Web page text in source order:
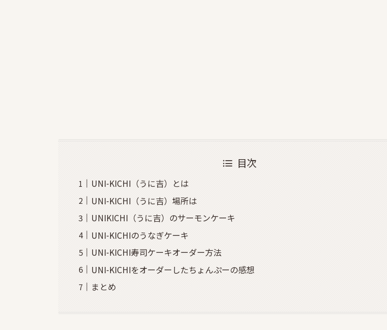
目次
UNI-KICHI（うに吉）とは
UNI-KICHI（うに吉）場所は
UNIKICHI（うに吉）のサーモンケーキ
UNI-KICHIのうなぎケーキ
UNI-KICHI寿司ケーキオーダー方法
UNI-KICHIをオーダーしたちょんぷーの感想
まとめ